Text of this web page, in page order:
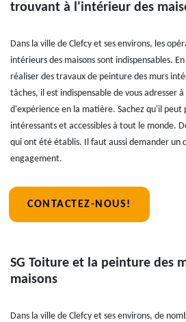
trouvant à l'intérieur des
Dans la ville de Clefcy et ses environs, les
intérieurs des maisons sont indispensables.
réaliser des travaux de peinture des murs
tâches, il est indispensable de vous adresser
d'expérience en la matière. Sachez qu'il peut
intéressants et accessibles à tout le monde.
qui ont été établis. Il faut aussi demander un
engagement.
CONTACTEZ-NOUS!
SG Toiture et la peinture des
maisons
Dans la ville de Clefcy et ses environs, de